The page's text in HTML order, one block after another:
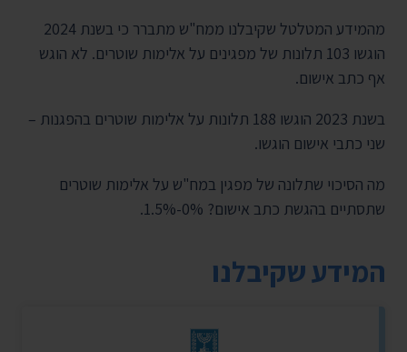
מהמידע המטלטל שקיבלנו ממח"ש מתברר כי בשנת 2024
הוגשו 103 תלונות של מפגינים על אלימות שוטרים. לא הוגש
אף כתב אישום.
בשנת 2023 הוגשו 188 תלונות על אלימות שוטרים בהפגנות –
שני כתבי אישום הוגשו.
מה הסיכוי שתלונה של מפגין במח"ש על אלימות שוטרים
שתסתיים בהגשת כתב אישום? 0%-1.5%.
המידע שקיבלנו